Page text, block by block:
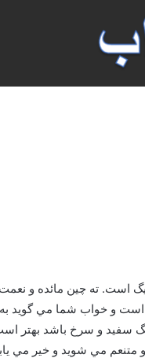
است. ته چين مائده و
و خواب شما مي گويد
سفيد و سرخ باشد بهتر
متنعم مي شويد و خير مي